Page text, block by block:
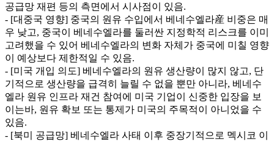
공급망 재편 등의 측면에서 시사점이 있음.
- [대중국 영향] 중국의 원유 수입에서 베네수엘라産 비중은 매
우 낮고, 중국이 베네수엘라를 둘러싼 지정학적 리스크를 이미
고려했을 수 있어 베네수엘라의 변화 자체가 중국에 미칠 영향
이 예상보다 제한적일 수 있음.
- [미국 개입 의도] 베네수엘라의 원유 생산량이 많지 않고, 단
기적으로 생산량을 급격히 늘릴 수 없을 뿐만 아니라, 베네수
엘라 원유 인프라 재건 참여에 미국 기업이 신중한 입장을 보
이는바, 원유 확보 또는 통제가 미국의 주목적이 아니었을 수
있음.
- [북미 공급망] 베네수엘라 사태 이후 중장기적으로 멕시코 이